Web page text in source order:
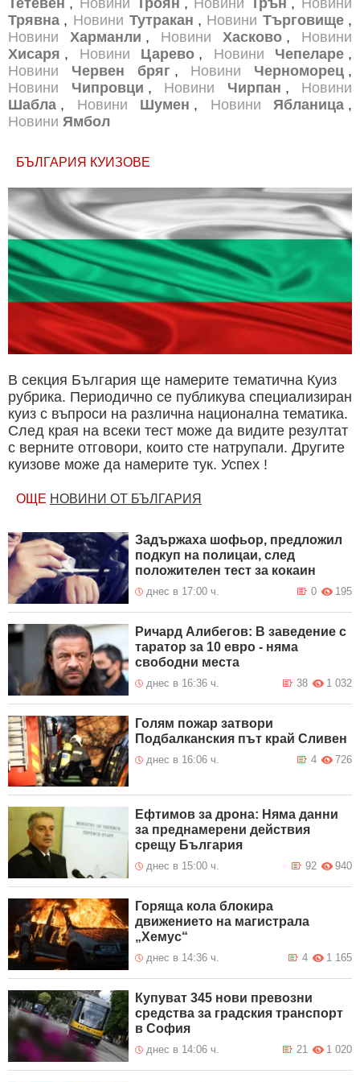
Трявна , Новини Тутракан , Новини Търговище ,
Новини
Харманли , Новини Хасково , Новини
Хисаря , Новини Царево , Новини Чепеларе ,
Новини
Червен бряг , Новини Черноморец ,
Новини
Чипровци , Новини Чирпан , Новини
Шабла , Новини Шумен , Новини Ябланица ,
Новини Ямбол
БЪЛГАРИЯ КУИЗОВЕ
В секция България ще намерите тематична Куиз
рубрика. Периодично се публикува специализиран
куиз с въпроси на различна национална тематика.
След края на всеки тест може да видите резултат
с верните отговори, които сте натрупали. Другите
куизове може да намерите тук. Успех !
ОЩЕ НОВИНИ ОТ БЪЛГАРИЯ
Задържаха шофьор, предложил
подкуп на полицаи, след
положителен тест за кокаин
днес в 17:00 ч. 195
0
Ричард Алибегов: В заведение с
таратор за 10 евро - няма
свободни места
днес в 16:36 ч. 1 032
38
Голям пожар затвори
Подбалканския път край Сливен
днес в 16:06 ч. 726
4
Ефтимов за дрона: Няма данни
за преднамерени действия
срещу България
днес в 15:00 ч. 940
92
Горяща кола блокира
движението на магистрала
„Хемус“
днес в 14:36 ч. 1 165
4
Купуват 345 нови превозни
средства за градския транспорт
в София
днес в 14:06 ч. 1 020
21